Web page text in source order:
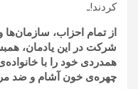
کردند!ـ
از تمام احزاب،
شرکت در این یادمان،
همدردی خود را با
چهره‌ی‌ خون آشام و ضد